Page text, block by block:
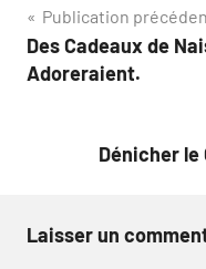
Navigation
de
Publication
Des Cadeaux de
Adoreraient.
Dénicher
Laisser un